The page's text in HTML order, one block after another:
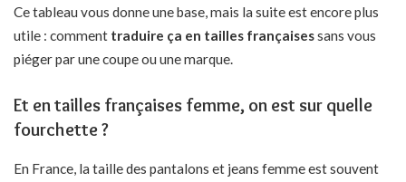
Ce tableau vous donne une base, mais la suite est encore plus
utile : comment traduire ça en tailles françaisessans vous
piéger par une coupe ou une marque.
Et en tailles françaises femme, on est sur quelle
fourchette ?
En France, la taille des pantalons et jeans femme est souvent